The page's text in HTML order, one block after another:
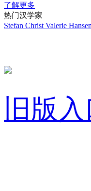
了解更多
热门汉学家
Stefan Christ Valerie
旧版入